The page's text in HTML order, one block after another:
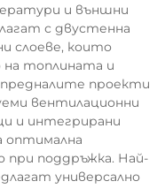
и външни
с двустенна
слоеве, които
топлината и
проекти
вентилационни
и интегрирани
оптимална
при поддръжка. Най-
универсално